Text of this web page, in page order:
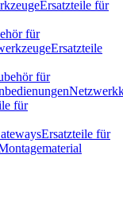
Ersatzteile für
für
Ersatzteile
für
für
Ersatzteile für